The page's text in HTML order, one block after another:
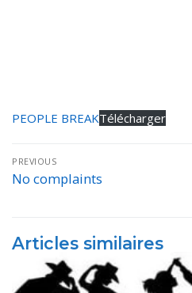
PEOPLE BREAKTélécharger
Navigation
de
PREVIOUS
Previous
No complaints
Articles similaires